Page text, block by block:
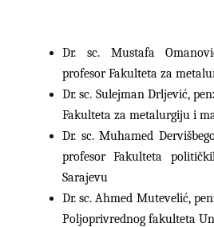
Dr. sc. Mustafa
profesor Fakulteta za
Dr. sc. Sulejman Drljević,
Fakulteta za metalurgiju i
Dr. sc. Muhamed
profesor Fakulteta
Sarajevu
Dr. sc. Ahmed Mutevelić,
Poljoprivrednog fakulteta